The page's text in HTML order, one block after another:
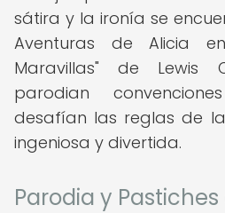
sátira y la ironía se
Aventuras de Alicia
Maravillas" de Lewis
parodian
desafían las reglas de
ingeniosa y divertida.
Parodia y